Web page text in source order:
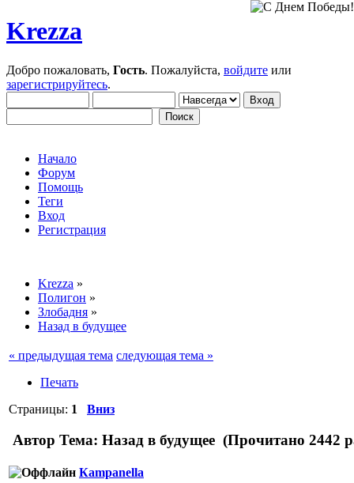
Krezza
Добро пожаловать, Гость. Пожалуйста, войдите или
зарегистрируйтесь.
Начало
Форум
Помощь
Теги
Вход
Регистрация
Krezza »
Полигон »
Злобадня »
Назад в будущее
« предыдущая тема следующая тема »
Печать
Страницы: 1 Вниз
Автор Тема: Назад в будущее (Прочитано 2442
Кampanella